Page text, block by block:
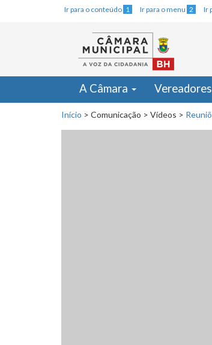
Ir para o conteúdo 1 Ir para o menu 2 Ir
A Câmara Vereadores
Início > Comunicação > Vídeos >